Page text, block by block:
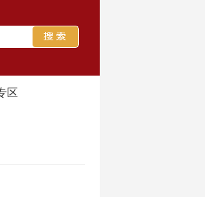
区